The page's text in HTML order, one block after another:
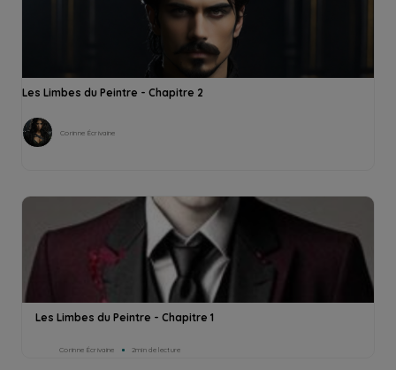
Les Limbes du Peintre - Chapitre 2
Corinne Écrivaine
Les Limbes du Peintre - Chapitre 1
Corinne Écrivaine 2min de lecture